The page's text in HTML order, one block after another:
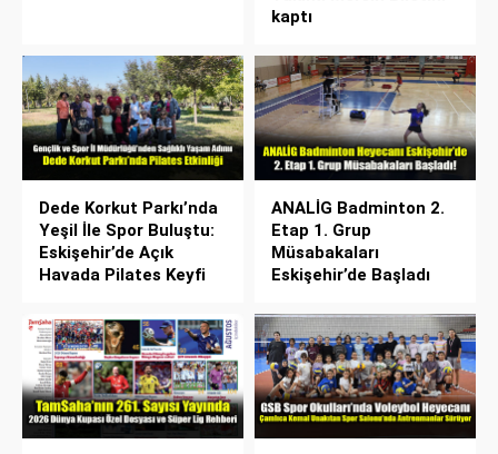
kaptı
Dede Korkut Parkı’nda
Yeşil İle Spor Buluştu:
Eskişehir’de Açık
Havada Pilates Keyfi
ANALİG Badminton 2.
Etap 1. Grup
Müsabakaları
Eskişehir’de Başladı